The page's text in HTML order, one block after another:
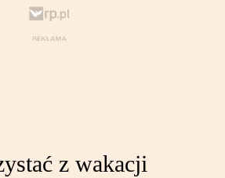
z wakacji